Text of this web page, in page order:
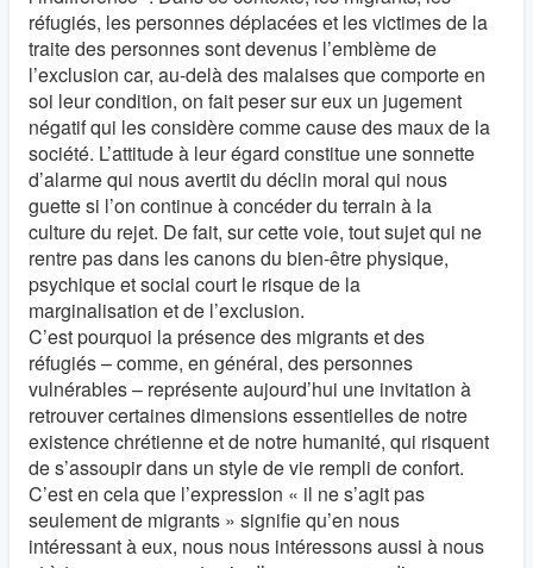
réfugiés, les personnes déplacées et les victimes de la
traite des personnes sont devenus l’emblème de
l’exclusion car, au-delà des malaises que comporte en
soi leur condition, on fait peser sur eux un jugement
négatif qui les considère comme cause des maux de la
société. L’attitude à leur égard constitue une sonnette
d’alarme qui nous avertit du déclin moral qui nous
guette si l’on continue à concéder du terrain à la
culture du rejet. De fait, sur cette voie, tout sujet qui ne
rentre pas dans les canons du bien-être physique,
psychique et social court le risque de la
marginalisation et de l’exclusion.
C’est pourquoi la présence des migrants et des
réfugiés – comme, en général, des personnes
vulnérables – représente aujourd’hui une invitation à
retrouver certaines dimensions essentielles de notre
existence chrétienne et de notre humanité, qui risquent
de s’assoupir dans un style de vie rempli de confort.
C’est en cela que l’expression « il ne s’agit pas
seulement de migrants » signifie qu’en nous
intéressant à eux, nous nous intéressons aussi à nous